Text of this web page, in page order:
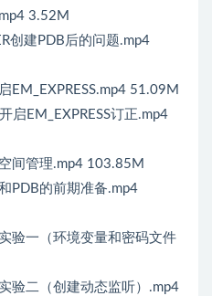
3.52M
创建PDB后的问题.mp4
EM_EXPRESS.mp4 51.09M
启EM_EXPRESS订正.mp4
间管理.mp4 103.85M
PDB的前期准备.mp4
验一（环境变量和密码文件
验二（创建动态监听）.mp4